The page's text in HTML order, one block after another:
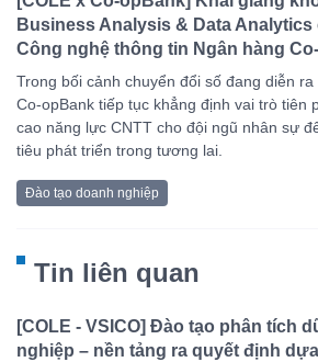
Business Analysis & Data
Công nghệ thông tin Ngân hàng
Trong bối cảnh chuyển đổi số đang diễn
Co-opBank tiếp tục khẳng định vai trò tiên
cao năng lực CNTT cho đội ngũ nhân sự
tiêu phát triển trong tương lai.
Đào tạo doanh nghiệp
Tin liên quan
[COLE - VSICO] Đào tạo phân tích
nghiệp – nền tảng ra quyết định